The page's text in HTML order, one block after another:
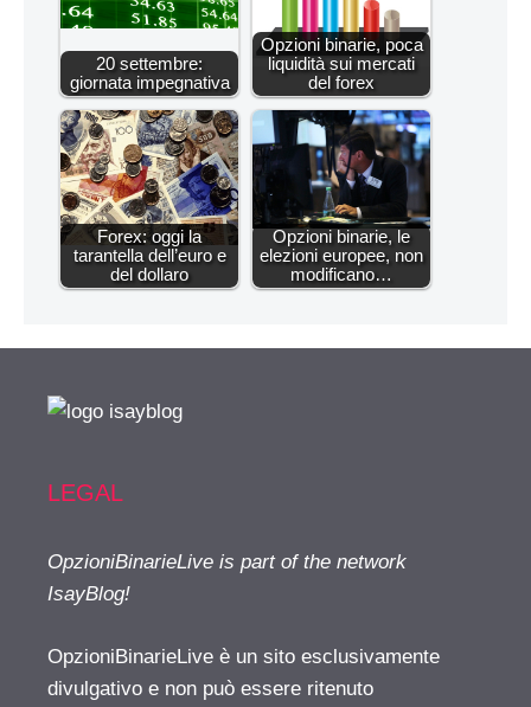
20 settembre:
giornata impegnativa
Opzioni binarie, poca
liquidità sui mercati
del forex
Forex: oggi la
tarantella dell’euro e
del dollaro
Opzioni binarie, le
elezioni europee, non
modificano…
LEGAL
OpzioniBinarieLive is part of the network
IsayBlog!
OpzioniBinarieLive è un sito esclusivamente
divulgativo e non può essere ritenuto